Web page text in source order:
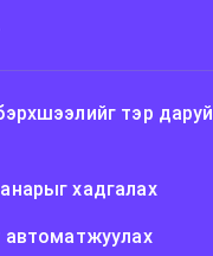
тэр даруй
хадгалах
автоматжуулах